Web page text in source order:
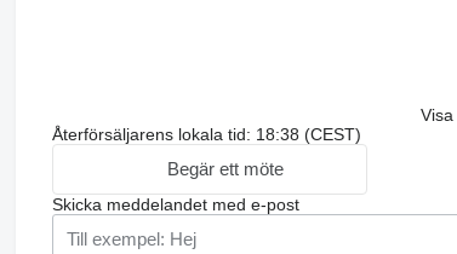
Återförsäljarens lokala tid: 18:38 (CEST)
Begär ett möte
Skicka meddelandet med e-post